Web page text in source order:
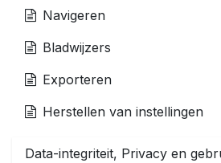
Navigeren
Bladwijzers
Exporteren
Herstellen van instellingen
Data-integriteit, Privacy en